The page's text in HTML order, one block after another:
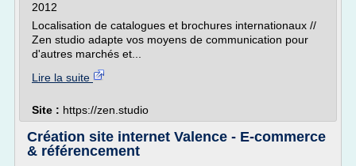
2012
Localisation de catalogues et brochures internationaux //
Zen studio adapte vos moyens de communication pour
d'autres marchés et...
Lire la suite
Site : https://zen.studio
Création site internet Valence - E-commerce
& référencement